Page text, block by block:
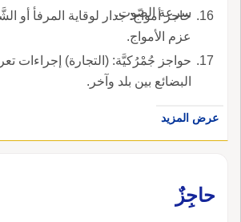
سرعة الصّوت.
حاجز أمواج: جدار لوقاية المرفأ أو
عزم الأمواج.
حواجز جُمْرُكيَّة: (التجارة) إجراءات
البضائع بين بلد وآخر.
عرض المزيد
حاجِزٌ